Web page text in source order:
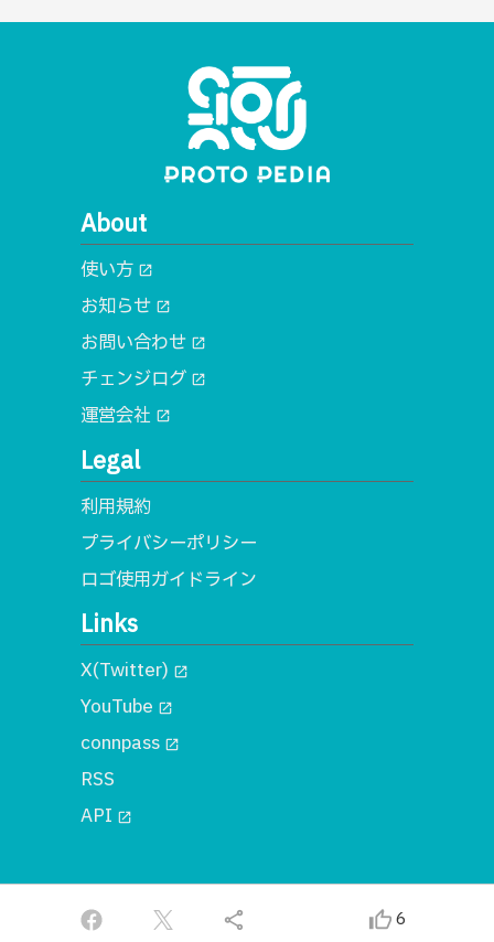
share thumb_up_alt6
About
使い方 open_in_new
お知らせ open_in_new
お問い合わせ open_in_new
チェンジログ open_in_new
運営会社 open_in_new
Legal
利用規約
プライバシーポリシー
ロゴ使用ガイドライン
Links
X(Twitter) open_in_new
YouTube open_in_new
connpass open_in_new
RSS
API open_in_new
© 2018 一般社団法人MA